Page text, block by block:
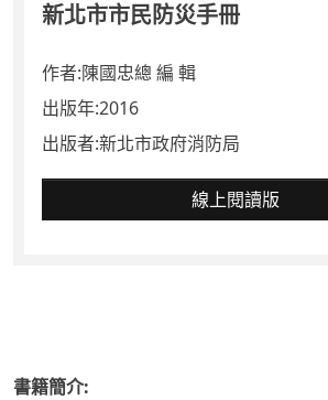
新北市市民防災手冊
作者:陳國忠總 編 輯
出版年:2016
出版者:新北市政府消防局
線上閱讀版
書籍簡介: